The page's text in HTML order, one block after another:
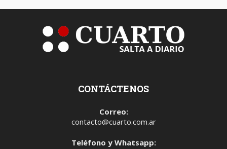
CONTÁCTENOS
Correo:
contacto@cuarto.com.ar
Teléfono y Whatsapp: